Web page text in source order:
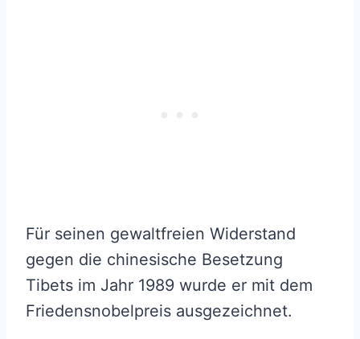
Für seinen gewaltfreien Widerstand
gegen die chinesische Besetzung
Tibets im Jahr 1989 wurde er mit dem
Friedensnobelpreis ausgezeichnet.